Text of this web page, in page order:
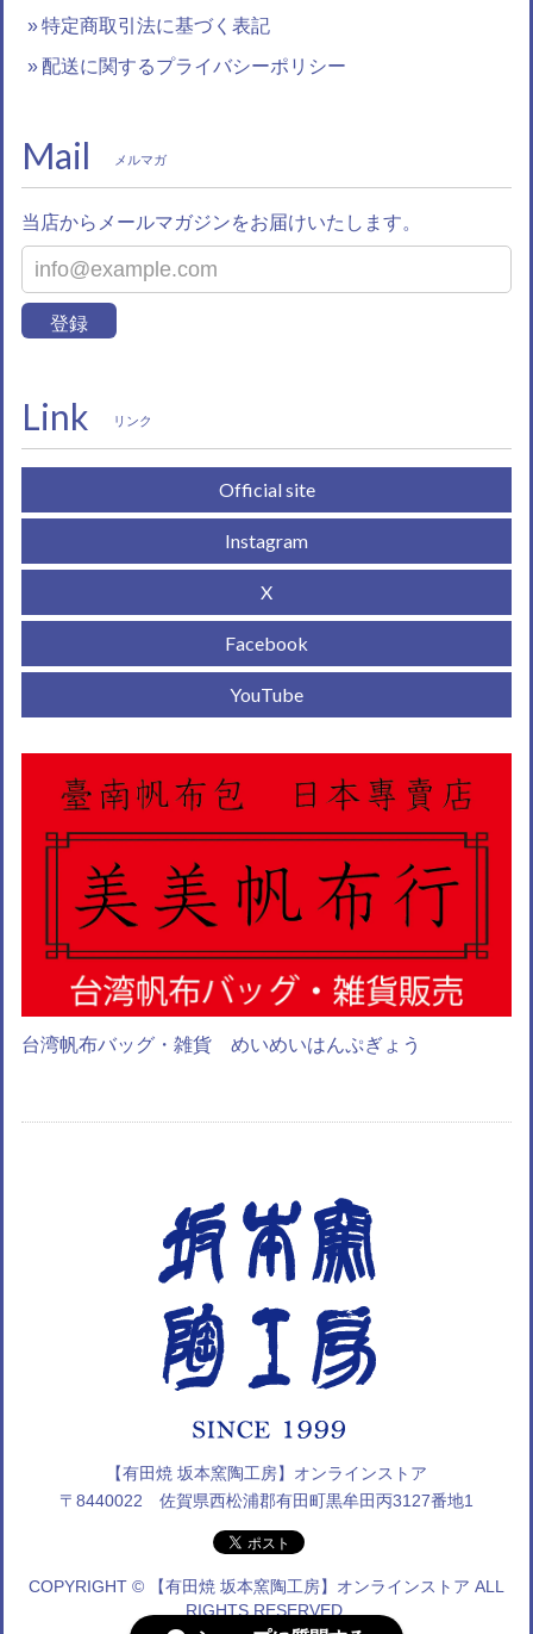
特定商取引法に基づく表記
配送に関するプライバシーポリシー
Mail メルマガ
当店からメールマガジンをお届けいたします。
登録
Link リンク
Official site
Instagram
X
Facebook
YouTube
台湾帆布バッグ・雑貨 めいめいはんぷぎょう
【有田焼 坂本窯陶工房】オンラインストア
〒8440022 佐賀県西松浦郡有田町黒牟田丙3127番地1
COPYRIGHT © 【有田焼 坂本窯陶工房】オンラインストア ALL
RIGHTS RESERVED.